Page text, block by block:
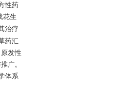
性药
花生
治疗
药汇
发性
广。
体系